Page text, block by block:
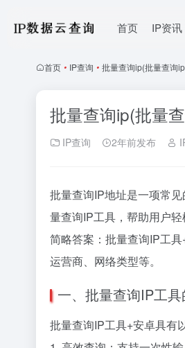
首页 IP资讯
首页 • IP查询 • 批量查询ip(批量查询
批量查询ip(批量
IP查询 2年前发布
批量查询IP地址是一项常
量查询IP工具，帮助用户轻
简略答案：批量查询IP工
运营商、网络类型等。
一、批量查询IP工
批量查询IP工具+安卓具有